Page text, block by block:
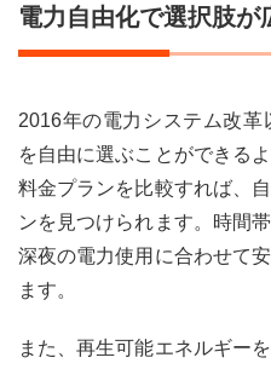
電力自由化で選択肢が
2016年の電力システム改
を自由に選ぶことができる
料金プランを比較すれば、
ンを見つけられます。時間
深夜の電力使用に合わせて
ます。
また、再生可能エネルギー